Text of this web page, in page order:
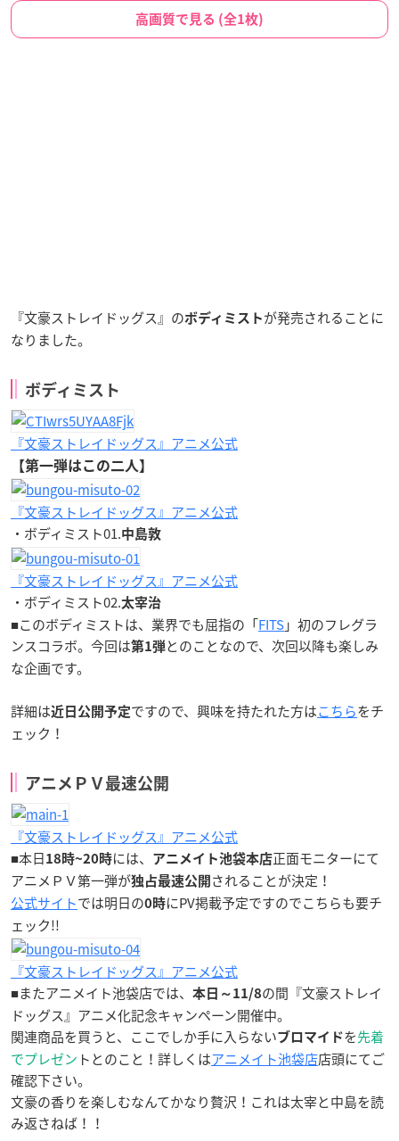
高画質で見る (全1枚)
『文豪ストレイドッグス』のボディミスト が発売されることに
なりました。
ボディミスト
『文豪ストレイドッグス』アニメ公式
【第一弾はこの二人】
『文豪ストレイドッグス』アニメ公式
・ボディミスト01.中島敦
『文豪ストレイドッグス』アニメ公式
・ボディミスト02.太宰治
■このボディミストは、業界でも屈指の「FITS」初のフレグラ
ンスコラボ。今回は第1弾 とのことなので、次回以降も楽しみ
な企画です。
詳細は近日公開予定ですので、興味を持たれた方はこちらをチ
ェック！
アニメＰＶ最速公開
『文豪ストレイドッグス』アニメ公式
■本日 18時~20時には、 アニメイト池袋本店正面モニターにて
アニメＰＶ第一弾が独占最速公開 されることが決定！
公式サイトでは明日の0時にPV掲載予定ですのでこちらも要チ
ェック!!
『文豪ストレイドッグス』アニメ公式
■またアニメイト池袋店では、
本日～11/8の間『文豪ストレイ
ドッグス』アニメ化記念キャンペーン開催中。
関連商品を買うと、ここでしか手に入らないブロマイドを先着
でプレゼン トとのこと！詳しくはアニメイト池袋店店頭にてご
確認下さい。
文豪の香りを楽しむなんてかなり贅沢！これは太宰と中島を読
み返さねば！！